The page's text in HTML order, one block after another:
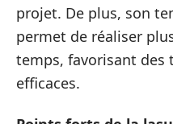
projet. De plus, son
permet de réaliser
temps, favorisant des
efficaces.